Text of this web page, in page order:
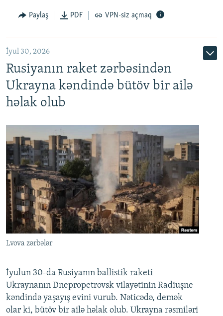
Paylaş PDF VPN-siz açmaq
İyul 30, 2026
Rusiyanın raket zərbəsindən
Ukrayna kəndində bütöv bir ailə
həlak olub
Lvova zərbələr
İyulun 30-da Rusiyanın ballistik raketi
Ukraynanın Dnepropetrovsk vilayətinin Radiuşne
kəndində yaşayış evini vurub. Nəticədə, demək
olar ki, bütöv bir ailə həlak olub. Ukrayna rəsmiləri